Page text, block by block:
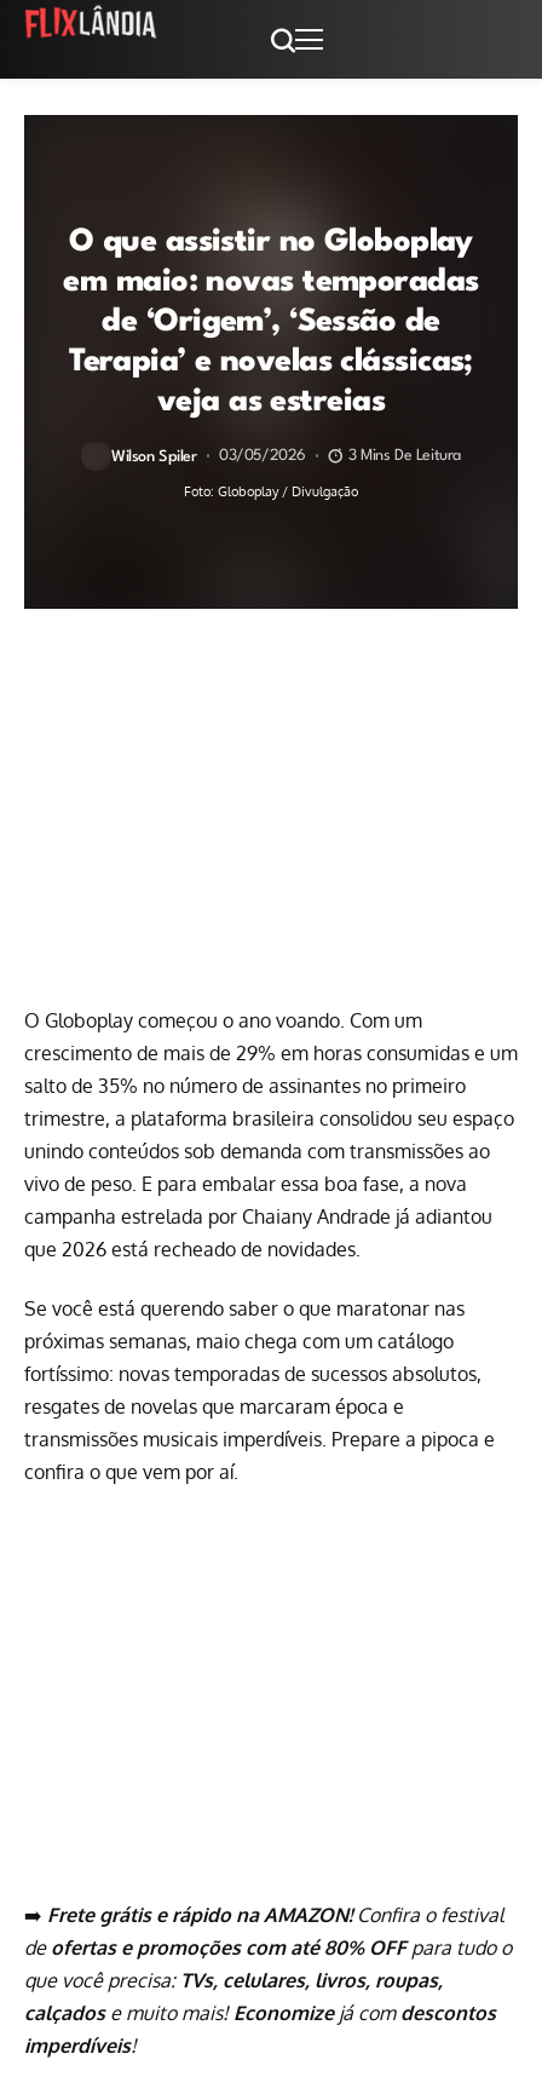
O que assistir no Globoplay
em maio: novas temporadas
de ‘Origem’, ‘Sessão de
Terapia’ e novelas clássicas;
veja as estreias
Wilson Spiler 03/05/2026 3 Mins De Leitura
Foto: Globoplay / Divulgação
O Globoplay começou o ano voando. Com um
crescimento de mais de 29% em horas consumidas e um
salto de 35% no número de assinantes no primeiro
trimestre, a plataforma brasileira consolidou seu espaço
unindo conteúdos sob demanda com transmissões ao
vivo de peso. E para embalar essa boa fase, a nova
campanha estrelada por Chaiany Andrade já adiantou
que 2026 está recheado de novidades.
Se você está querendo saber o que maratonar nas
próximas semanas, maio chega com um catálogo
fortíssimo: novas temporadas de sucessos absolutos,
resgates de novelas que marcaram época e
transmissões musicais imperdíveis. Prepare a pipoca e
confira o que vem por aí.
➡️ Frete grátis e rápido na AMAZON!Confira o festival
de ofertas e promoções com até 80% OFFpara tudo o
que você precisa: TVs, celulares, livros, roupas,
calçadose muito mais! Economizejá com descontos
imperdíveis!